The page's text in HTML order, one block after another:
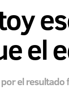
el
el resultado